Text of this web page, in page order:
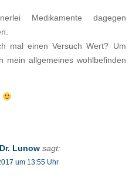
Medikamente dagegen
mal einen Versuch Wert? Um
mein allgemeines wohlbefinden
Lunow sagt:
um 13:55 Uhr